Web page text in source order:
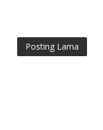
Posting Lama